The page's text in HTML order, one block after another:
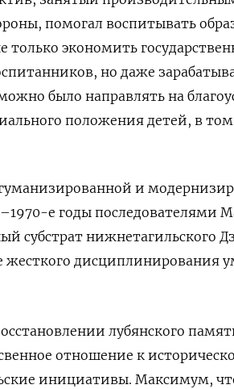
помогал воспитывать
только экономить
но даже
было направлять на
положения детей, в том
и
е годы последователями
субстрат нижнетагильского
жесткого дисциплинирования
лубянского
отношение к
инициативы. Максимум,